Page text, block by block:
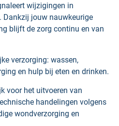
wijzigingen in
Dankzij jouw nauwkeurige
blijft de zorg continu en van
verzorging: wassen,
en hulp bij eten en drinken.
voor het uitvoeren van
handelingen volgens
wondverzorging en